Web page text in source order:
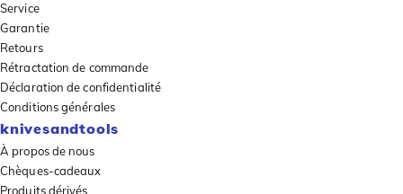
Service
Garantie
Retours
Rétractation de commande
Déclaration de confidentialité
Conditions générales
knivesandtools
À propos de nous
Chèques-cadeaux
Produits dérivés